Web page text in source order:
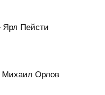
Пейсти
Михаил Орлов